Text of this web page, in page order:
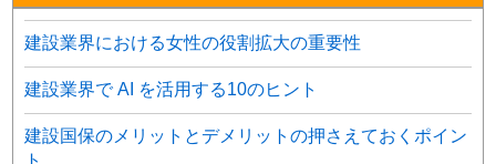
建設業界における女性の役割拡大の重要性
建設業界で AI を活用する10のヒント
建設国保のメリットとデメリットの押さえておくポイン
ト